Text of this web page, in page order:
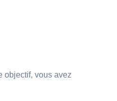
objectif, vous avez